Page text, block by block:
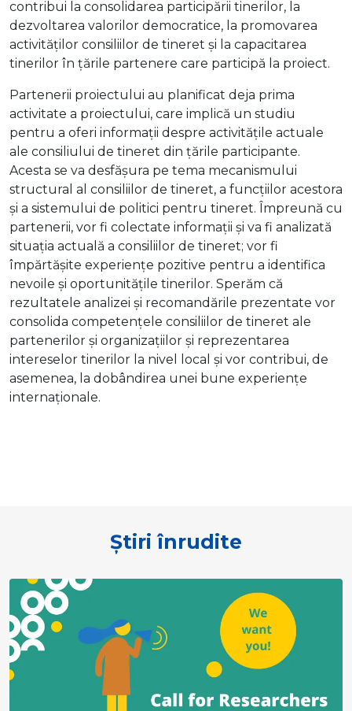
contribui la consolidarea participării tinerilor, la
dezvoltarea valorilor democratice, la promovarea
activităților consiliilor de tineret și la capacitarea
tinerilor în țările partenere care participă la proiect.
Partenerii proiectului au planificat deja prima
activitate a proiectului, care implică un studiu
pentru a oferi informații despre activitățile actuale
ale consiliului de tineret din țările participante.
Acesta se va desfășura pe tema mecanismului
structural al consiliilor de tineret, a funcțiilor acestora
și a sistemului de politici pentru tineret. Împreună cu
partenerii, vor fi colectate informații și va fi analizată
situația actuală a consiliilor de tineret; vor fi
împărtășite experiențe pozitive pentru a identifica
nevoile și oportunitățile tinerilor. Sperăm că
rezultatele analizei și recomandările prezentate vor
consolida competențele consiliilor de tineret ale
partenerilor și organizațiilor și reprezentarea
intereselor tinerilor la nivel local și vor contribui, de
asemenea, la dobândirea unei bune experiențe
internaționale.
Știri înrudite